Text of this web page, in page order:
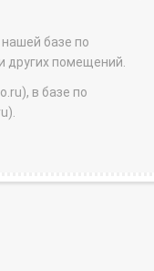
базе по
других помещений.
в базе по